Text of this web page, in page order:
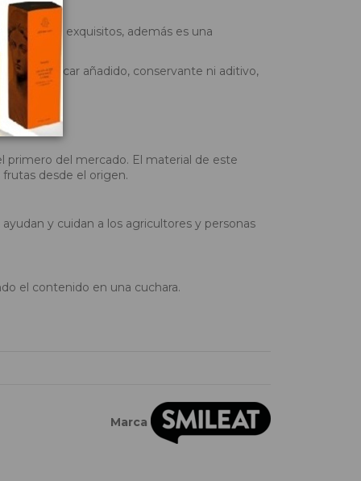
textura exquisitos, además es una
de azúcar añadido, conservante ni aditivo,
primero del mercado. El material de este
desde el origen.
y cuidan a los agricultores y personas
el contenido en una cuchara.
Marca